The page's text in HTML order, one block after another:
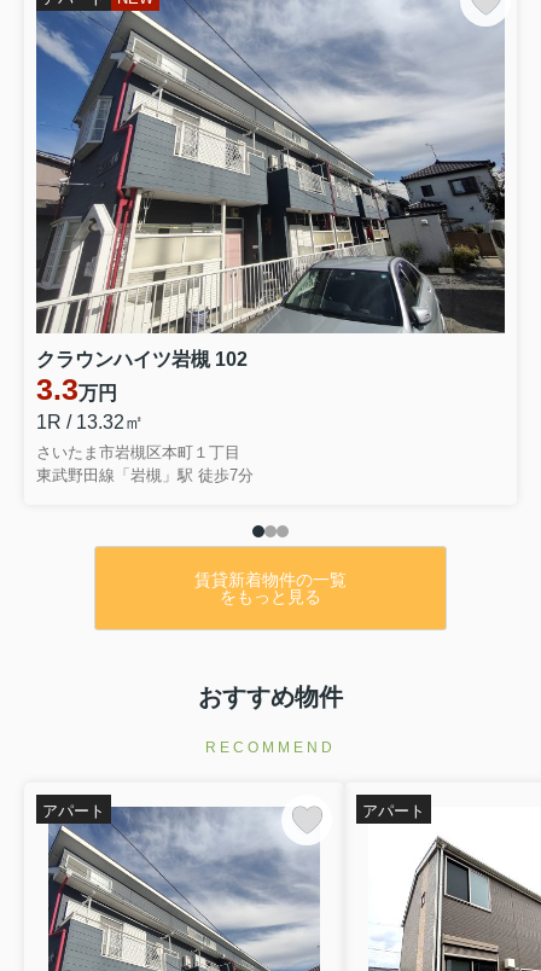
クラウンハイツ岩槻 102
3.3万円
1R / 13.32㎡
さいたま市岩槻区本町１丁目
東武野田線「岩槻」駅 徒歩7分
賃貸新着物件の一覧
をもっと見る
おすすめ物件
RECOMMEND
アパート アパート